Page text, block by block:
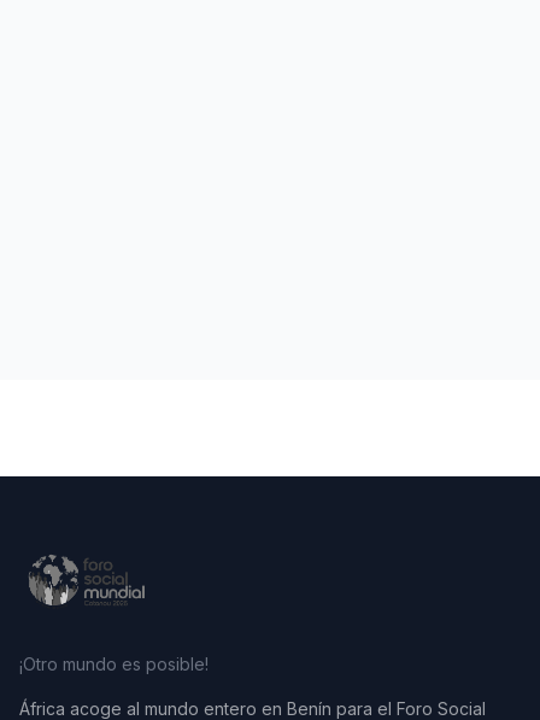
¡Otro mundo es posible!
África acoge al mundo entero en Benín para el Foro Social